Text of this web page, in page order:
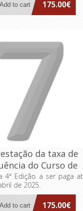
175.00€
da taxa de
do Curso de
Especializada
Dirigentes
Intermédios
4ª Edição a ser paga
de 2025.
175.00€